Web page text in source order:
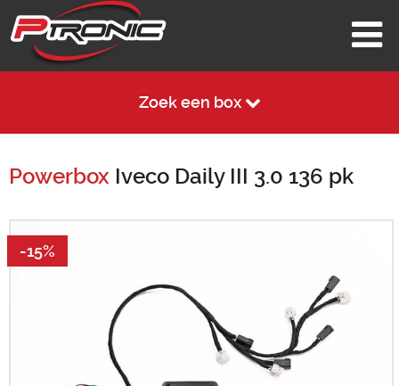
Zoek een box
Powerbox Iveco Daily III 3.0 136 pk
-15%